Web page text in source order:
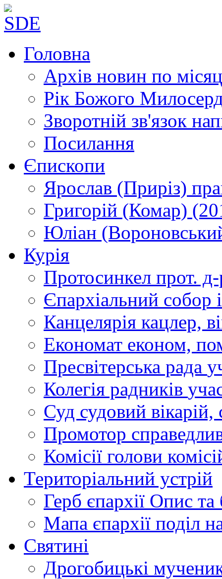
Головна
Архів новин по
Рік Божого
Зворотній зв'язок
Посилання
Єпископи
Ярослав (Приріз)
Григорій (Комар)
Юліан
Курія
Протосинкел прот.
Єпархіальний собор
Канцелярія кацлер,
Економат економ,
Пресвітерська рада
Колегія радників
Суд судовий вікарій,
Промотор
Комісії голови
Територіальний устрій
Герб єпархії Опис та
Мапа єпархії поділ
Святині
Дрогобицькі